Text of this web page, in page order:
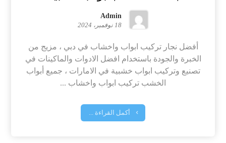
Admin
18 نوفمبر، 2024
أفضل نجار تركيب ابواب واخشاب في دبي ، مزيج من
الخبرة والجودة باستخدام افضل الادوات والماكينات في
تصنيع وتركيب ابواب خشبية في الامارات ، جميع أبواب
الخشب تركيب ابواب واخشاب ...
أكمل القراءة ...